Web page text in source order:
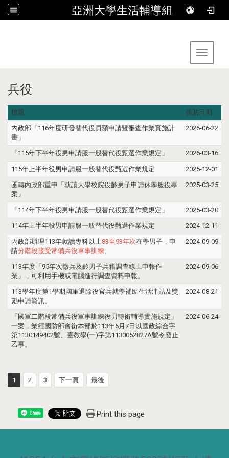
亞洲大學生活輔導組
Toggle
兵役
標題 張貼日期
內政部「116年度研發替代役員額申請暨審查作業實施計
畫」
2026-06-22
「115年下半年役男申請服一般替代役甄選作業規定」 2026-03-16
115年上半年役男申請服一般替代役甄選作業規定 2025-12-01
函轉內政部重申「就讀大學校院役齡男子申請休學服役專
案」
2025-03-25
「114年下半年役男申請服一般替代役甄選作業規定」 2025-03-20
114年上半年役男申請服一般替代役甄選作業規定 2024-12-11
內政部辦理113年就讀專科以上83至93年次在學男子，申
請分階段接受常備兵役軍事訓練。
2024-09-09
113年度「95年次徵兵及齡男子兵籍調查線上申報作
業」，可利用手機或電腦進行調查資料申報。
2024-09-06
113學年度第1學期國軍退除役官兵就學補助生活津貼及獎
勵申請資訊。
2024-08-21
「國軍二階段常備兵役軍事訓練役男轉銜輔導實施規定」
一案，業經國防部會銜本部於113年6月7日以國政綜合字
第1130149402號、臺教學(一)字第1130052827A號令廢止
乙事。
2024-06-24
1 2 3 下一頁 最後
Share Print this page